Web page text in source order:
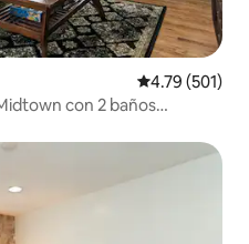
Calificación
4.79 (501)
con 2 baños